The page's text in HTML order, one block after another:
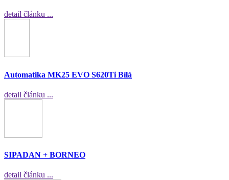
detail článku ...
Automatika MK25 EVO S620Ti Bílá
detail článku ...
SIPADAN + BORNEO
detail článku ...